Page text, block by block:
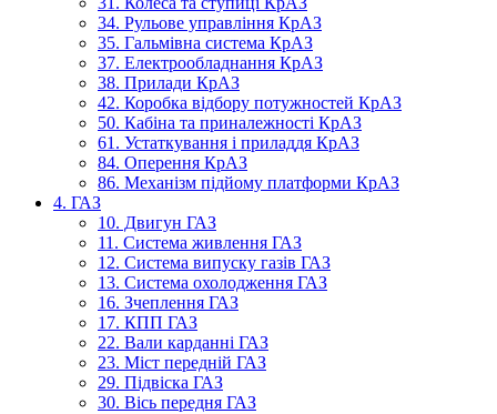
34. Рульове управління КрАЗ
35. Гальмівна система КрАЗ
37. Електрообладнання КрАЗ
38. Прилади КрАЗ
42. Коробка відбору потужностей КрАЗ
50. Кабіна та приналежності КрАЗ
61. Устаткування і приладдя КрАЗ
84. Оперення КрАЗ
86. Механізм підйому платформи КрАЗ
4. ГАЗ
10. Двигун ГАЗ
11. Система живлення ГАЗ
12. Система випуску газів ГАЗ
13. Система охолодження ГАЗ
16. Зчеплення ГАЗ
17. КПП ГАЗ
22. Вали карданні ГАЗ
23. Міст передній ГАЗ
29. Підвіска ГАЗ
30. Вісь передня ГАЗ